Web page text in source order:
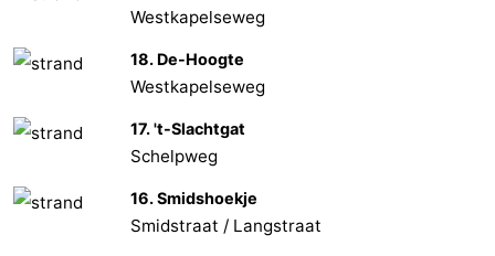
Westkapelseweg
18. De-Hoogte
Westkapelseweg
17. 't-Slachtgat
Schelpweg
16. Smidshoekje
Smidstraat / Langstraat